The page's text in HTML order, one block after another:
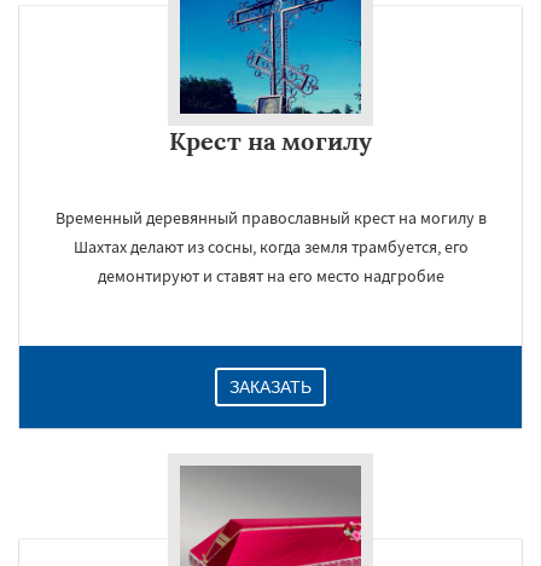
Крест на могилу
Временный деревянный православный крест на могилу в
Шахтах делают из сосны, когда земля трамбуется, его
демонтируют и ставят на его место надгробие
ЗАКАЗАТЬ